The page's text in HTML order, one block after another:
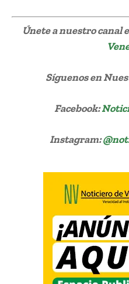
Únete a nuestro canal
Síguenosen
Facebook:
Instagram: